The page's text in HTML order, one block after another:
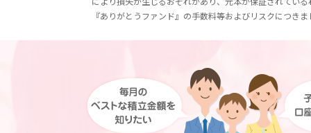
『ありがとうファンド』の手数料等およびリスクにつき